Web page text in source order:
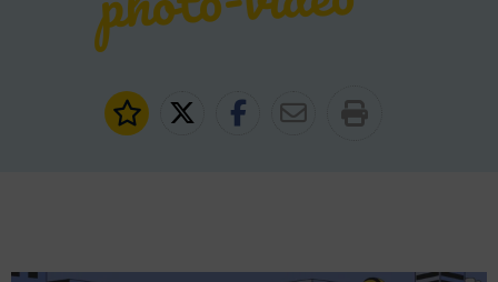
Ajouter aux favoris
Partager sur Twitter
Partager sur
Partager par